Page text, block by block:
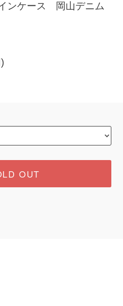
ンケース 岡山デニム
OUT